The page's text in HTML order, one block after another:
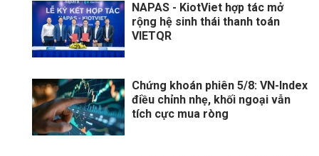
NAPAS - KiotViet hợp tác mở
rộng hệ sinh thái thanh toán
VIETQR
Chứng khoán phiên 5/8: VN-Index
điều chỉnh nhẹ, khối ngoại vẫn
tích cực mua ròng